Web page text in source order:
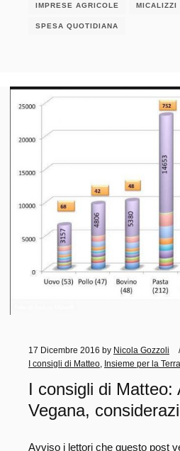
IMPRESE AGRICOLE MICALIZZI
SPESA QUOTIDIANA
17 Dicembre 2016 by Nicola Gozzoli
I consigli di Matteo
Insieme per la Terra
I consigli di Matteo:
Vegana,
Avviso i lettori che questo post